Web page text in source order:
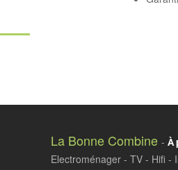
La Bonne Combine - À
Electroménager - TV - Hifi -